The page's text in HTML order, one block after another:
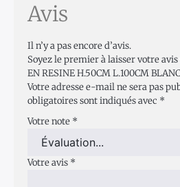
Avis
Il n’y a pas encore d’avis.
Soyez le premier à laisser votre avis
EN RESINE H.50CM L.100CM
Votre adresse e-mail ne sera pas
obligatoires sont indiqués avec *
Votre note *
Votre avis *